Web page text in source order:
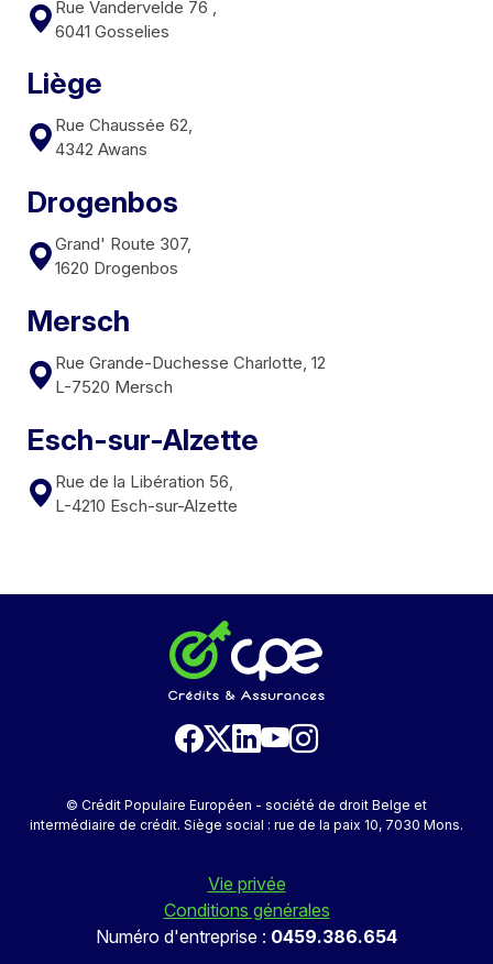
Rue Vandervelde 76 ,
6041 Gosselies
Liège
Rue Chaussée 62,
4342 Awans
Drogenbos
Grand' Route 307,
1620 Drogenbos
Mersch
Rue Grande-Duchesse Charlotte, 12
L-7520 Mersch
Esch-sur-Alzette
Rue de la Libération 56,
L-4210 Esch-sur-Alzette
© Crédit Populaire Européen - société de droit Belge et
intermédiaire de crédit. Siège social : rue de la paix 10, 7030 Mons.
Vie privée
Conditions générales
Numéro d'entreprise : 0459.386.654